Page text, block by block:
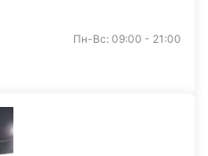
Пн-Вс: 09:00 - 21:00